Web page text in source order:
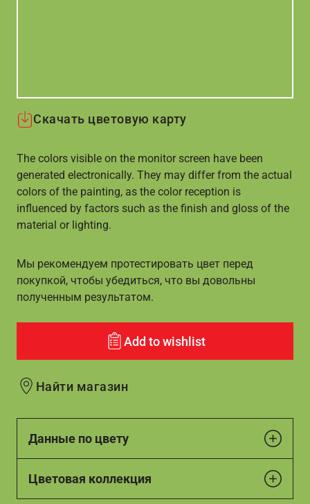
Скачать цветовую карту
The colors visible on the monitor screen have been
generated electronically. They may differ from the actual
colors of the painting, as the color reception is
influenced by factors such as the finish and gloss of the
material or lighting.
Мы рекомендуем протестировать цвет перед
покупкой, чтобы убедиться, что вы довольны
полученным результатом.
Add to wishlist
Найти магазин
Данные по цвету
Цветовая коллекция